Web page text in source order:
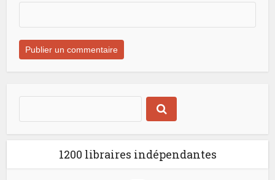
1200 libraires indépendantes